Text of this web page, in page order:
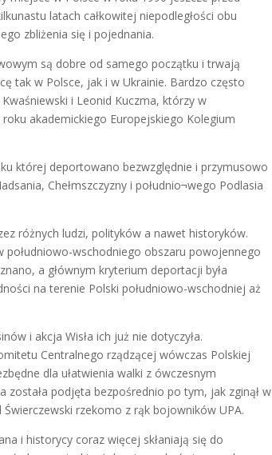
latach całkowitej niepodległości obu
zbliżenia się i pojednania.
są dobre od samego początku i trwają
tak w Polsce, jak i w Ukrainie. Bardzo często
i Leonid Kuczma, którzy w
akademickiego Europejskiego Kolegium
której deportowano bezwzględnie i przymusowo
Chełmszczyzny i południo¬wego Podlasia
różnych ludzi, polityków a nawet historyków.
południowo-wschodniego obszaru powojennego
a głównym kryterium deportacji była
na terenie Polski południowo-wschodniej aż
i akcja Wisła ich już nie dotyczyła.
Centralnego rządzącej wówczas Polskiej
dla ułatwienia walki z ówczesnym
została podjęta bezpośrednio po tym, jak zginął w
rzekomo z rąk bojowników UPA.
i historycy coraz więcej skłaniają się do